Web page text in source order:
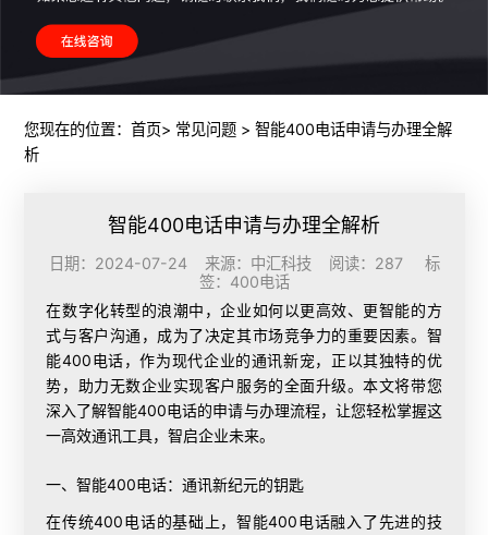
您现在的位置： 首页> 常见问题> 智能400电话申请与办理全解
析
智能400电话申请与办理全解析
日期：2024-07-24 来源：中汇科技 阅读：287 标
签： 400电话
在数字化转型的浪潮中，企业如何以更高效、更智能的方
式与客户沟通，成为了决定其市场竞争力的重要因素。智
能400电话，作为现代企业的通讯新宠，正以其独特的优
势，助力无数企业实现客户服务的全面升级。本文将带您
深入了解智能400电话的申请与办理流程，让您轻松掌握这
一高效通讯工具，智启企业未来。
一、智能400电话：通讯新纪元的钥匙
在传统400电话的基础上，智能400电话融入了先进的技